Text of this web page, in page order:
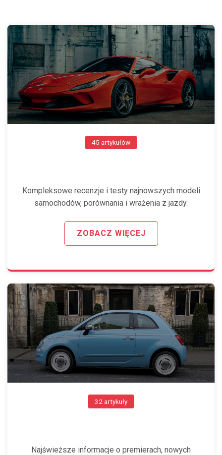
45 artykułów
Kompleksowe recenzje i testy najnowszych modeli
samochodów, porównania i wrażenia z jazdy.
ZOBACZ WIĘCEJ
32 artykuły
Najświeższe informacje o premierach, nowych